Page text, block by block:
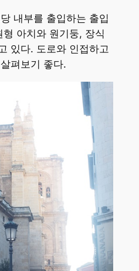
내부를 출입하는 출입
아치와 원기둥, 장식
있다. 도로와 인접하고
펴보기 좋다.